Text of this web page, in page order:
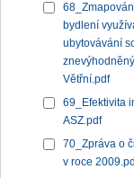
bydlení
ubytovávání
Větřní.pdf
69_Efektivita
ASZ.pdf
70_Zpráva o
v roce